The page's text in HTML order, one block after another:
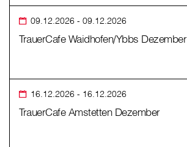
09.12.2026 - 09.12.2026
TrauerCafe Waidhofen/Ybbs Dezember
16.12.2026 - 16.12.2026
TrauerCafe Amstetten Dezember